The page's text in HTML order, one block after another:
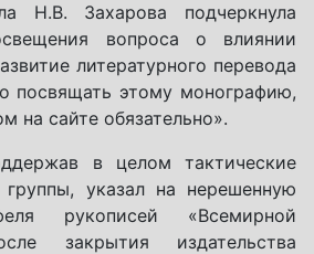
Н.В. Захарова подчеркнула
вопроса о влиянии
литературного перевода
посвящать этому монографию,
на сайте обязательно».
в целом тактические
указал на нерешенную
рукописей «Всемирной
закрытия издательства